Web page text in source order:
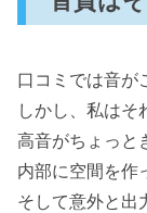
口コミでは音が
しかし、私はそ
高音がちょっと
内部に空間を作
そして意外と出